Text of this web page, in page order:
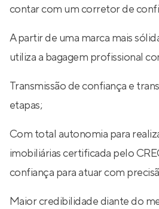
contar com um corretor de
A partir de uma marca mais
utiliza a bagagem profissional
Transmissão de confiança e
etapas;
Com total autonomia para
imobiliárias certificada pelo
confiança para atuar com
Maior credibilidade diante do